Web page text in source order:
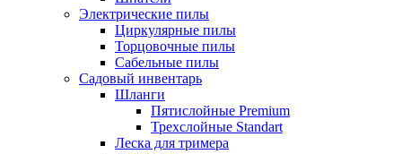
Электрические пилы
Циркулярные пилы
Торцовочные пилы
Сабельные пилы
Садовый инвентарь
Шланги
Пятислойные Premium
Трехслойные Standart
Леска для тримера